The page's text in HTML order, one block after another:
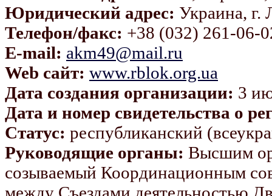
Юридический адрес: Украина, г.
Телефон/факс: +38 (032) 261-06-
E-mail: akm49@mail.ru
Web сайт: www.rblok.org.ua
Дата создания организации: 3
Дата и номер свидетельства о
Статус: республиканский
Руководящие органы: Высшим
созываемый Координационным